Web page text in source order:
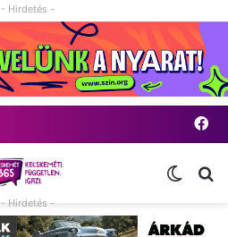
- Hirdetés -
- Hirdetés -